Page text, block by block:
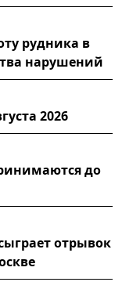
рудника в
нарушений
2026
до
отрывок